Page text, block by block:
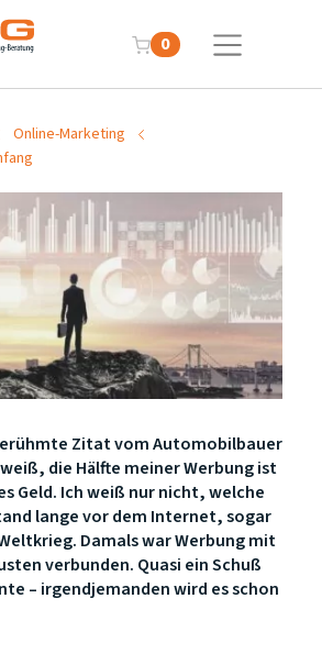
0
Online-Marketing
Zitat vom Automobilbauer
die Hälfte meiner Werbung ist
Geld. Ich weiß nur nicht, welche
lange vor dem Internet, sogar
Damals war Werbung mit
verbunden. Quasi ein Schuß
– irgendjemanden wird es schon